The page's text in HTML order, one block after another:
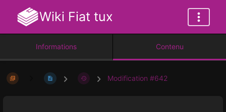
Wiki Fiat tux
Informations Contenu
Modification #642